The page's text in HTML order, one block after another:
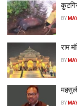
BY
राम
BY
BY